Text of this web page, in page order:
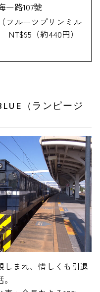
一路107號
フルーツプリンミル
（約440円）
（ランピージ
しまれ、惜しくも引退